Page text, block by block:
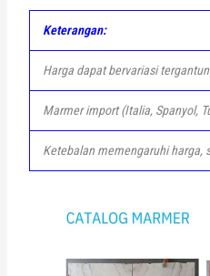
Keterangan:
Harga dapat bervariasi
Marmer import (Italia, Spanyol,
Ketebalan memengaruhi harga,